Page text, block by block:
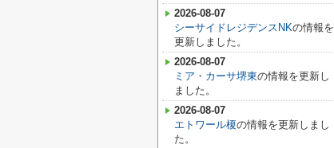
2026-08-07
シーサイドレジデンスNKの情報を
更新しました。
2026-08-07
ミア・カーサ堺東の情報を更新し
ました。
2026-08-07
エトワール榎の情報を更新しまし
た。